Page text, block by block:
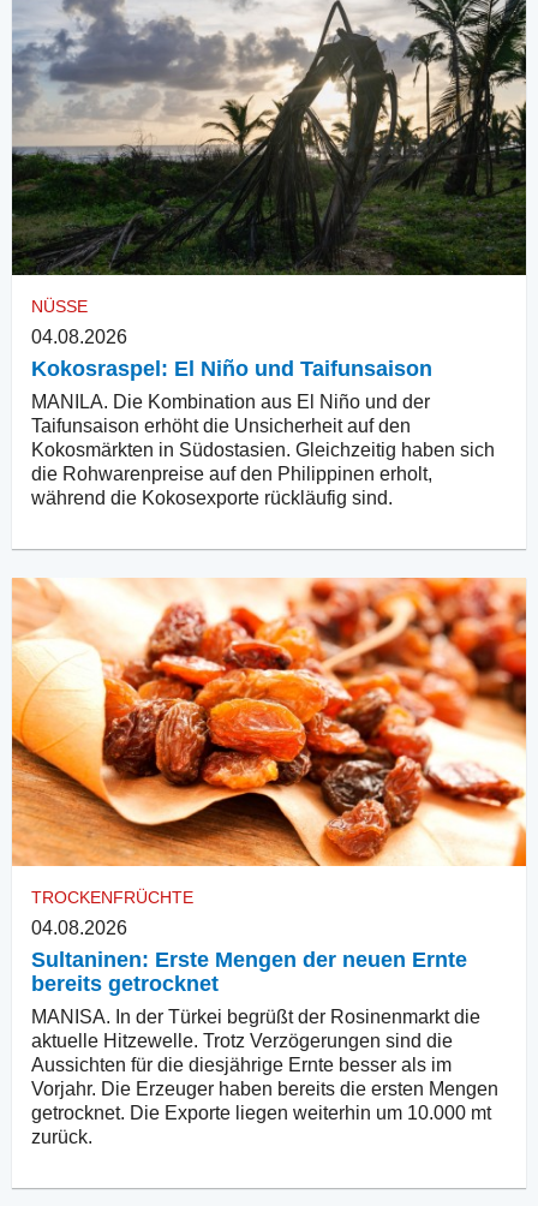
NÜSSE
04.08.2026
Kokosraspel: El Niño und Taifunsaison
MANILA. Die Kombination aus El Niño und der
Taifunsaison erhöht die Unsicherheit auf den
Kokosmärkten in Südostasien. Gleichzeitig haben sich
die Rohwarenpreise auf den Philippinen erholt,
während die Kokosexporte rückläufig sind.
TROCKENFRÜCHTE
04.08.2026
Sultaninen: Erste Mengen der neuen Ernte
bereits getrocknet
MANISA. In der Türkei begrüßt der Rosinenmarkt die
aktuelle Hitzewelle. Trotz Verzögerungen sind die
Aussichten für die diesjährige Ernte besser als im
Vorjahr. Die Erzeuger haben bereits die ersten Mengen
getrocknet. Die Exporte liegen weiterhin um 10.000 mt
zurück.